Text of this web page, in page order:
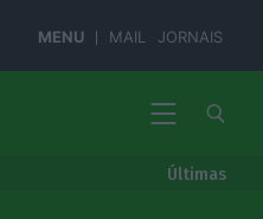
MENU MAIL JORNAIS
Últimas